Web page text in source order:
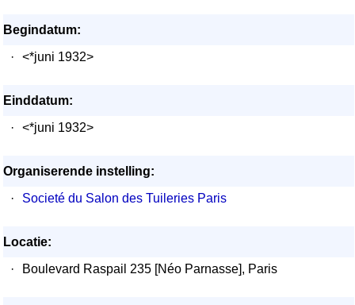
Begindatum:
·
<*juni 1932>
Einddatum:
·
<*juni 1932>
Organiserende instelling:
·
Societé du Salon des Tuileries Paris
Locatie:
·
Boulevard Raspail 235 [Néo Parnasse], Paris